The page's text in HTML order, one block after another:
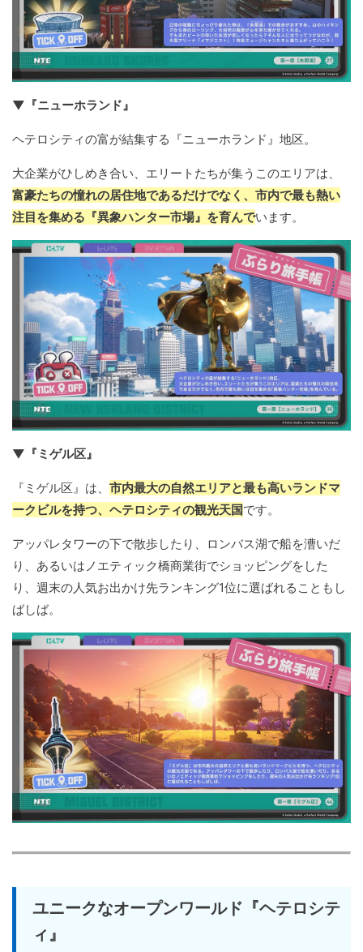
▼『ニューホランド』
ヘテロシティの富が結集する『ニューホランド』地区。
大企業がひしめき合い、エリートたちが集うこのエリアは、
富豪たちの憧れの居住地であるだけでなく、市内で最も熱い
注目を集める『異象ハンター市場』を育んでいます。
▼『ミゲル区』
『ミゲル区』は、 市内最大の自然エリアと最も高いランドマ
ークビルを持つ、ヘテロシティの観光天国です。
アッパレタワーの下で散歩したり、ロンバス湖で船を漕いだ
り、あるいはノエティック橋商業街でショッピングをした
り、週末の人気お出かけ先ランキング1位に選ばれることもし
ばしば。
ユニークなオープンワールド『ヘテロシテ
ィ』